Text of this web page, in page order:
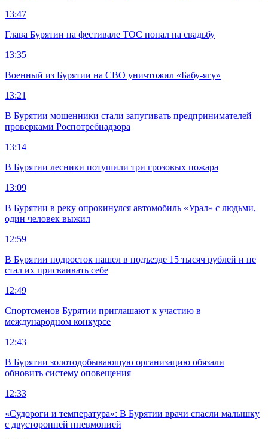
13:47
Глава Бурятии на фестивале ТОС попал на свадьбу
13:35
Военный из Бурятии на СВО уничтожил «Бабу-ягу»
13:21
В Бурятии мошенники стали запугивать предпринимателей
проверками Роспотребнадзора
13:14
В Бурятии лесники потушили три грозовых пожара
13:09
В Бурятии в реку опрокинулся автомобиль «Урал» с людьми,
один человек выжил
12:59
В Бурятии подросток нашел в подъезде 15 тысяч рублей и не
стал их присваивать себе
12:49
Спортсменов Бурятии приглашают к участию в
международном конкурсе
12:43
В Бурятии золотодобывающую организацию обязали
обновить систему оповещения
12:33
«Судороги и температура»: В Бурятии врачи спасли малышку
с двусторонней пневмонией